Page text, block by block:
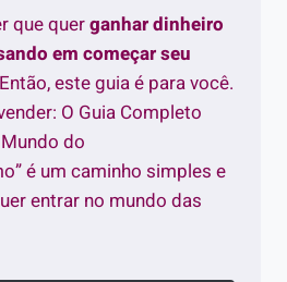
que querganhar dinheiro
em começar seu
este guia é para você.
O Guia Completo
do
é um caminho simples e
entrar no mundo das